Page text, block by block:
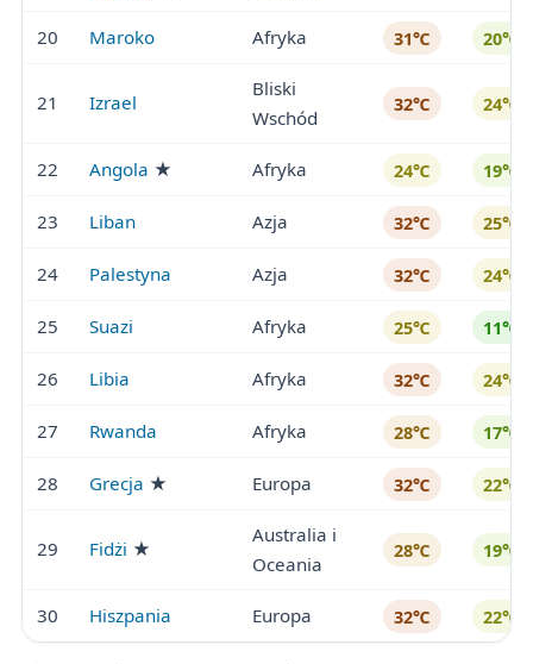
20 Maroko Afryka 31℃ 20℃
21 Izrael
Bliski
Wschód
32℃ 24℃
22 Angola ★ Afryka 24℃ 19℃
23 Liban Azja 32℃ 25℃
24 Palestyna Azja 32℃ 24℃
25 Suazi Afryka 25℃ 11℃
26 Libia Afryka 32℃ 24℃
27 Rwanda Afryka 28℃ 17℃
28 Grecja ★ Europa 32℃ 22℃
29 Fidżi ★
Australia i
Oceania
28℃ 19℃
30 Hiszpania Europa 32℃ 22℃